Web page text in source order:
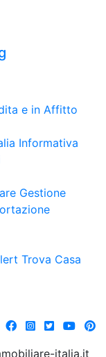
Informativa
Gestione
Trova Casa
italia.it